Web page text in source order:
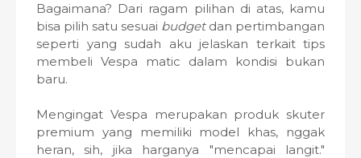
Bagaimana? Dari ragam pilihan di atas, kamu
bisa pilih satu sesuai budget dan pertimbangan
seperti yang sudah aku jelaskan terkait tips
membeli Vespa matic dalam kondisi bukan
baru.
Mengingat Vespa merupakan produk skuter
premium yang memiliki model khas, nggak
heran, sih, jika harganya "mencapai langit."